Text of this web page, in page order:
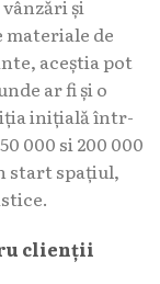
și
de
aceștia pot
ar fi și o
inițială într-
000 si 200 000
start spațiul,
clienții